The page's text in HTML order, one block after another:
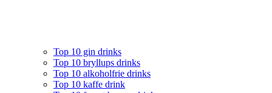
Top 10 gin drinks
Top 10 bryllups drinks
Top 10 alkoholfrie drinks
Top 10 kaffe drink